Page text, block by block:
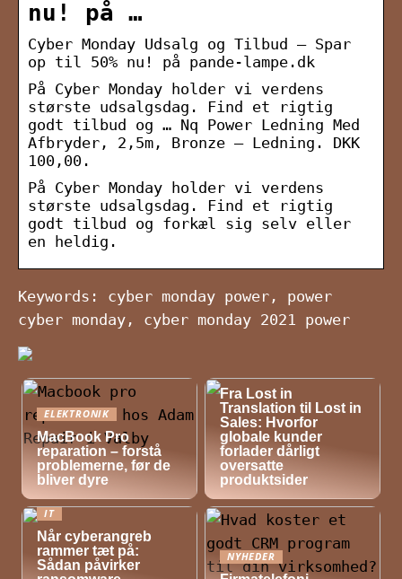
nu! på …
Cyber Monday Udsalg og Tilbud – Spar
op til 50% nu! på pande-lampe.dk
På Cyber Monday holder vi verdens
største udsalgsdag. Find et rigtig
godt tilbud og … Nq Power Ledning Med
Afbryder, 2,5m, Bronze – Ledning. DKK
100,00.
På Cyber Monday holder vi verdens
største udsalgsdag. Find et rigtig
godt tilbud og forkæl sig selv eller
en heldig.
Keywords: cyber monday power, power
cyber monday, cyber monday 2021 power
ELEKTRONIK
MacBook Pro
reparation – forstå
problemerne, før de
bliver dyre
Fra Lost in
Translation til Lost in
Sales: Hvorfor
globale kunder
forlader dårligt
oversatte
produktsider
IT
Når cyberangreb
rammer tæt på:
Sådan påvirker
NYHEDER